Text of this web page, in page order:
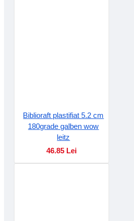
Biblioraft plastifiat 5.2 cm
180grade galben wow
leitz
46.85 Lei